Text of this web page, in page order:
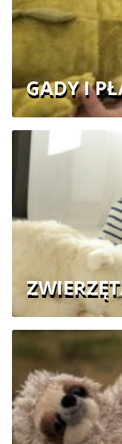
GADY I